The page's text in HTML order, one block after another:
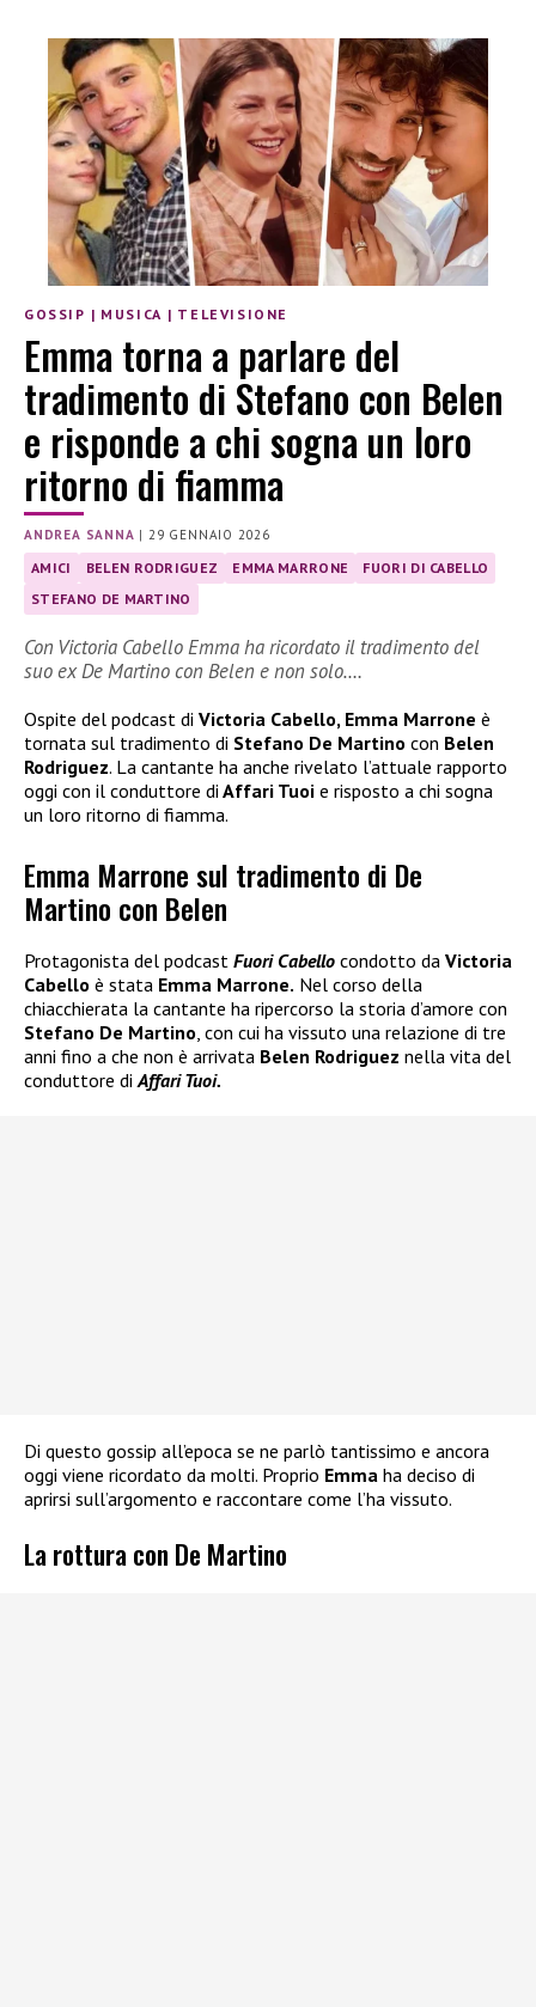
GOSSIP | MUSICA | TELEVISIONE
Emma torna a parlare del
tradimento di Stefano con Belen
e risponde a chi sogna un loro
ritorno di fiamma
ANDREA SANNA |29 GENNAIO 2026
AMICI BELEN RODRIGUEZ EMMA MARRONE
FUORI DI CABELLO
STEFANO DE MARTINO
Con Victoria Cabello Emma ha ricordato il tradimento del
suo ex De Martino con Belen e non solo….
Ospite del podcast di Victoria Cabello, Emma Marrone è
tornata sul tradimento di Stefano De Martino con Belen
Rodriguez. La cantante ha anche rivelato l’attuale rapporto
oggi con il conduttore di Affari Tuoi e risposto a chi sogna
un loro ritorno di fiamma.
Emma Marrone sul tradimento di De
Martino con Belen
Protagonista del podcast Fuori Cabello condotto da Victoria
Cabello è stata Emma Marrone. Nel corso della
chiacchierata la cantante ha ripercorso la storia d’amore con
Stefano De Martino, con cui ha vissuto una relazione di tre
anni fino a che non è arrivata Belen Rodriguez nella vita del
conduttore diAffari Tuoi.
Di questo gossip all’epoca se ne parlò tantissimo e ancora
oggi viene ricordato da molti. Proprio Emma ha deciso di
aprirsi sull’argomento e raccontare come l’ha vissuto.
La rottura con De Martino